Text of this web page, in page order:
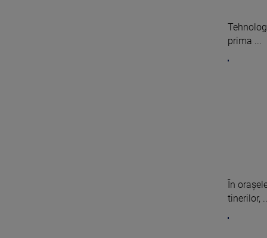
prima ...
În
tinerilor,